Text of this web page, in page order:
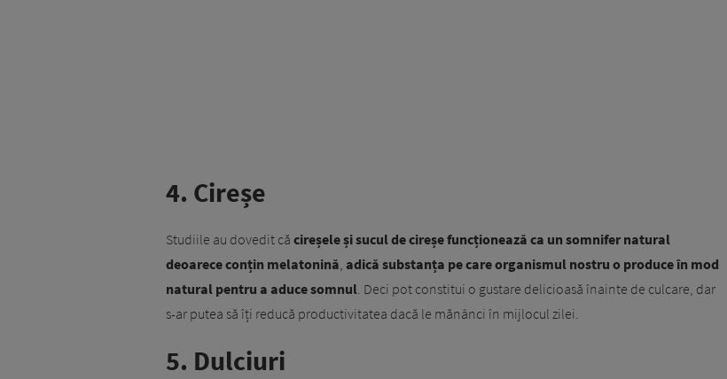
4. Cireșe
Studiile au dovedit că cireșele și sucul de cireșe funcționează ca un somnifer natural
deoarece conțin melatonină, adică substanța pe care organismul nostru o produce în mod
natural pentru a aduce somnul. Deci pot constitui o gustare delicioasă înainte de culcare, dar
s-ar putea să îți reducă productivitatea dacă le mănânci în mijlocul zilei.
5. Dulciuri